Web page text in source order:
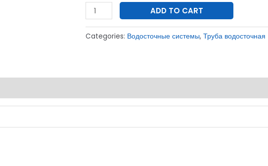
(Каштан
quantity
ADD TO CART
Categories: Водосточные системы, Труба водосточная